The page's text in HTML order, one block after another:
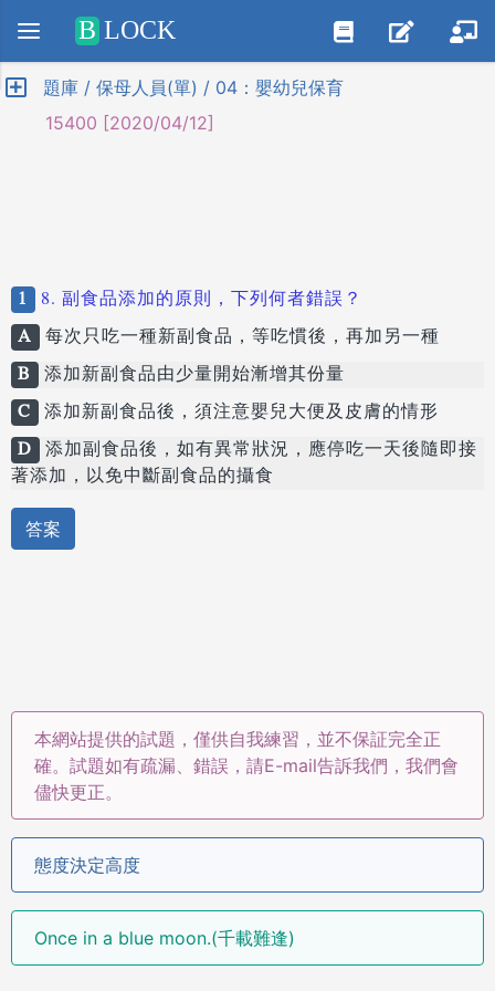
Positive SSL
B LOCK
題庫 / 保母人員(單) / 04：嬰幼兒保育
15400 [2020/04/12]
1
8. 副食品添加的原則，下列何者錯誤？
A 每次只吃一種新副食品，等吃慣後，再加另一種
B 添加新副食品由少量開始漸增其份量
C 添加新副食品後，須注意嬰兒大便及皮膚的情形
D 添加副食品後，如有異常狀況，應停吃一天後隨即接
著添加，以免中斷副食品的攝食
答案
本網站提供的試題，僅供自我練習，並不保証完全正
確。試題如有疏漏、錯誤，請E-mail告訴我們，我們會
儘快更正。
態度決定高度
Once in a blue moon.(千載難逢)